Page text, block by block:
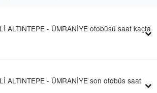
ALTINTEPE - ÜMRANİYE otobüsü saat kaçta
ALTINTEPE - ÜMRANİYE son otobüs saat